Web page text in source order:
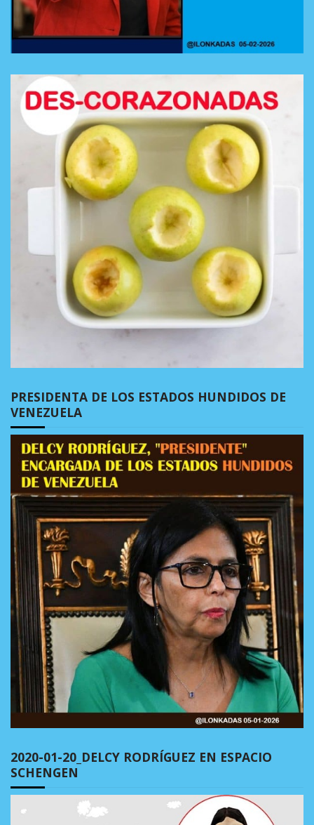
PRESIDENTA DE LOS ESTADOS HUNDIDOS DE
VENEZUELA
2020-01-20_DELCY RODRÍGUEZ EN ESPACIO
SCHENGEN